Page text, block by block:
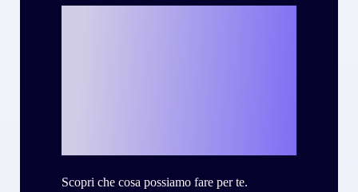
Scopri che cosa possiamo fare per te.